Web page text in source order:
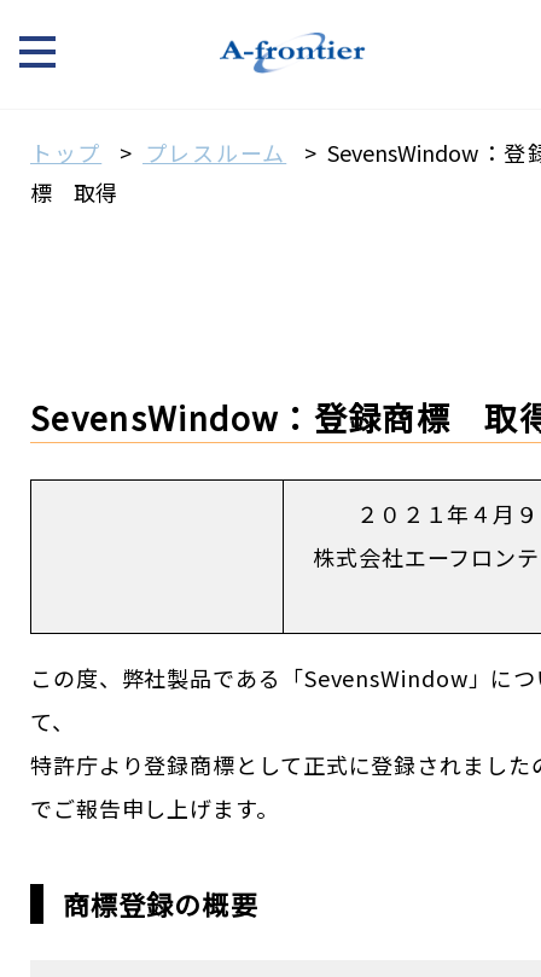
トップ プレスルーム
SevensWindow：登
標 取得
SevensWindow：登録商標 取
２０２１年４月
株式会社エーフロン
この度、弊社製品である「SevensWindow」に
て、
特許庁より登録商標として正式に登録されました
でご報告申し上げます。
商標登録の概要